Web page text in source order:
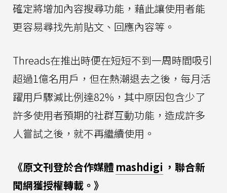
確定將增加內容搜尋功能，藉此讓使用者能
更容易尋找先前貼文、回應內容等。
Threads在推出時便在短短不到一周時間吸引
超過1億名用戶，但在熱潮退去之後，每月活
躍用戶驟減比例達82%，其中原因包含少了
許多使用者預期的社群互動功能，造成許多
人嘗試之後，就不再繼續使用。
《原文刊登於合作媒體 mashdigi ，聯合新
聞網獲授權轉載。》